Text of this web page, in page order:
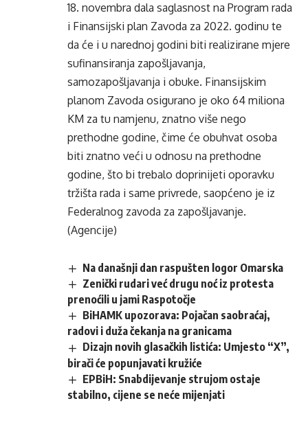
18. novembra dala saglasnost na Program rada
i Finansijski plan Zavoda za 2022. godinu te
da će i u narednoj godini biti realizirane mjere
sufinansiranja zapošljavanja,
samozapošljavanja i obuke. Finansijskim
planom Zavoda osigurano je oko 64 miliona
KM za tu namjenu, znatno više nego
prethodne godine, čime će obuhvat osoba
biti znatno veći u odnosu na prethodne
godine, što bi trebalo doprinijeti oporavku
tržišta rada i same privrede, saopćeno je iz
Federalnog zavoda za zapošljavanje.
(Agencije)
Na današnji dan raspušten logor Omarska
Zenički rudari već drugu noć iz protesta
prenoćili u jami Raspotočje
BiHAMK upozorava: Pojačan saobraćaj,
radovi i duža čekanja na granicama
Dizajn novih glasačkih listića: Umjesto “X”,
birači će popunjavati kružiće
EPBiH: Snabdijevanje strujom ostaje
stabilno, cijene se neće mijenjati